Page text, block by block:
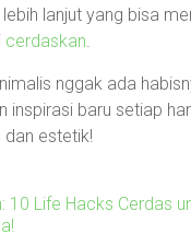
lanjut yang bisa
cerdaskan.
nggak ada
inspirasi baru setiap
dan estetik!
10 Life Hacks Cerdas